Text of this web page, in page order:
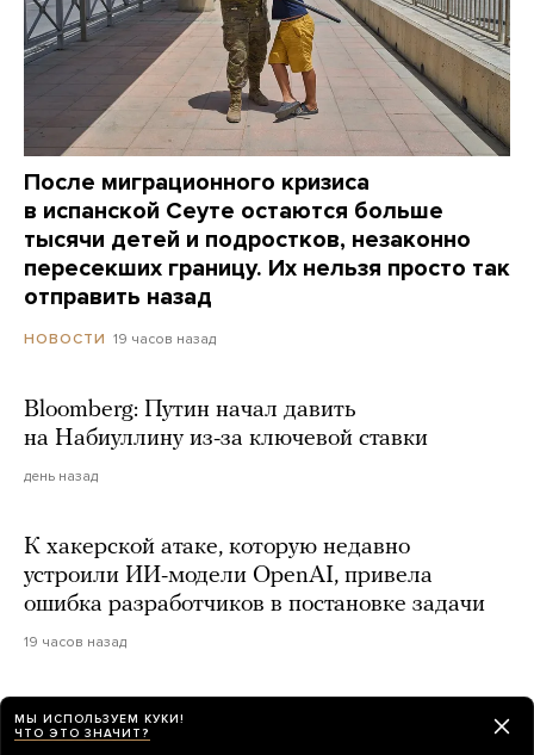
После миграционного кризиса
в испанской Сеуте остаются больше
тысячи детей и подростков, незаконно
пересекших границу. Их нельзя просто так
отправить назад
НОВОСТИ 19 часов назад
Bloomberg: Путин начал давить
на Набиуллину из-за ключевой ставки
день назад
К хакерской атаке, которую недавно
устроили ИИ-модели OpenAI, привела
ошибка разработчиков в постановке задачи
19 часов назад
Прокуратура запросила условный срок для
бывшего гендиректора Popcorn Books
МЫ ИСПОЛЬЗУЕМ КУКИ!
ЧТО ЭТО ЗНАЧИТ?